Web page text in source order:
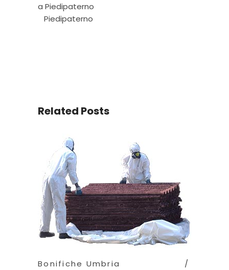
a Piedipaterno
Piedipaterno
Related Posts
Bonifiche Umbria